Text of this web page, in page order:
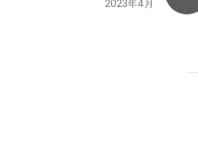
2023年4月